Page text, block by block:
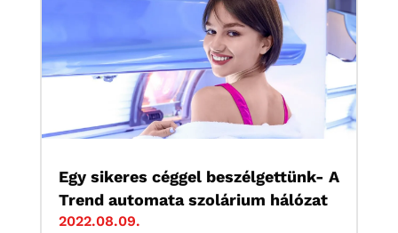
Egy sikeres céggel beszélgettünk- A
Trend automata szolárium hálózat
2022.08.09.